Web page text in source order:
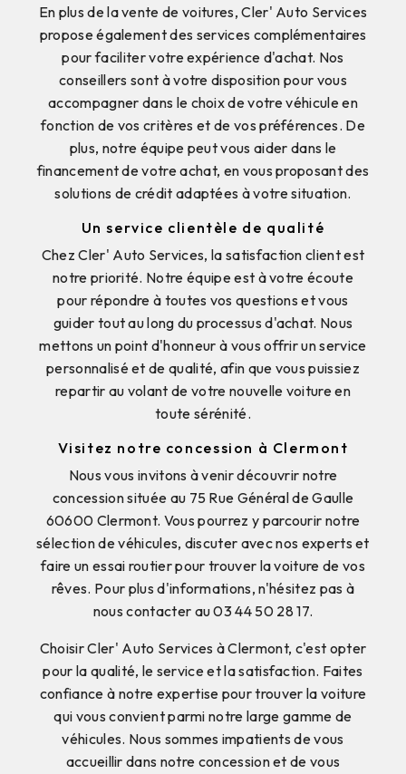
En plus de la vente de voitures, Cler' Auto Services
propose également des services complémentaires
pour faciliter votre expérience d'achat. Nos
conseillers sont à votre disposition pour vous
accompagner dans le choix de votre véhicule en
fonction de vos critères et de vos préférences. De
plus, notre équipe peut vous aider dans le
financement de votre achat, en vous proposant des
solutions de crédit adaptées à votre situation.
Un service clientèle de qualité
Chez Cler' Auto Services, la satisfaction client est
notre priorité. Notre équipe est à votre écoute
pour répondre à toutes vos questions et vous
guider tout au long du processus d'achat. Nous
mettons un point d'honneur à vous offrir un service
personnalisé et de qualité, afin que vous puissiez
repartir au volant de votre nouvelle voiture en
toute sérénité.
Visitez notre concession à Clermont
Nous vous invitons à venir découvrir notre
concession située au 75 Rue Général de Gaulle
60600 Clermont. Vous pourrez y parcourir notre
sélection de véhicules, discuter avec nos experts et
faire un essai routier pour trouver la voiture de vos
rêves. Pour plus d'informations, n'hésitez pas à
nous contacter au 03 44 50 28 17.
Choisir Cler' Auto Services à Clermont, c'est opter
pour la qualité, le service et la satisfaction. Faites
confiance à notre expertise pour trouver la voiture
qui vous convient parmi notre large gamme de
véhicules. Nous sommes impatients de vous
accueillir dans notre concession et de vous